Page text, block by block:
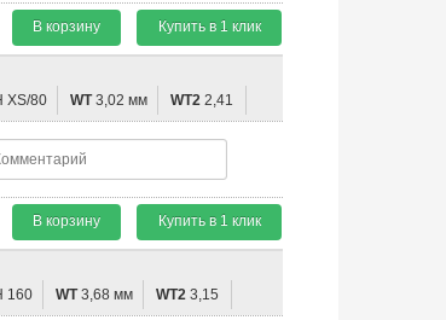
В корзину Купить в 1 клик
XS/80 WT3,02 мм WT2 2,41
В корзину Купить в 1 клик
160 WT3,68 мм WT2 3,15